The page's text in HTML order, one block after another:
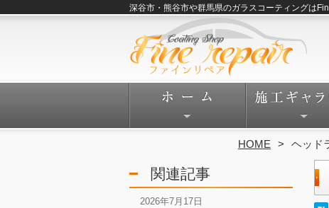
深谷市・熊谷市や群馬県のガラスコーティングは
HOME ヘッド
関連記事
2026年7月17日